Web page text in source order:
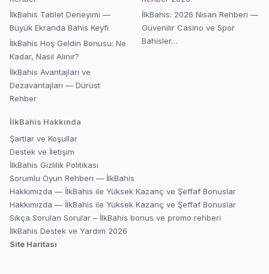
İlkBahis Tablet Deneyimi —
Büyük Ekranda Bahis Keyfi
İlkBahis Hoş Geldin Bonusu: Ne
Kadar, Nasıl Alınır?
İlkBahis Avantajları ve
Dezavantajları — Dürüst
Rehber
İlkBahis: 2026 Nisan Rehberi —
Güvenilir Casino ve Spor
Bahisler…
İlkBahis Hakkında
Şartlar ve Koşullar
Destek ve İletişim
İlkBahis Gizlilik Politikası
Sorumlu Oyun Rehberi — İlkBahis
Hakkımızda — İlkBahis ile Yüksek Kazanç ve Şeffaf Bonuslar
Hakkımızda — İlkBahis ile Yüksek Kazanç ve Şeffaf Bonuslar
Sıkça Sorulan Sorular – İlkBahis bonus ve promo rehberi
İlkBahis Destek ve Yardım 2026
Site Haritası